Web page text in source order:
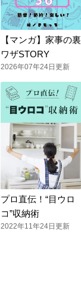
【マンガ】家事の裏
ワザSTORY
2026年07年24日更新
プロ直伝！“目ウロ
コ”収納術
2022年11年24日更新